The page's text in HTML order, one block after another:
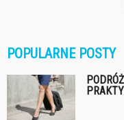
POPULARNE POSTY